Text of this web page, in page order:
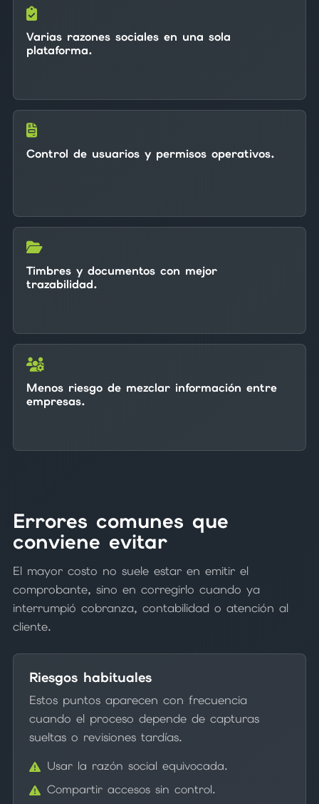
Varias razones sociales en una sola
plataforma.
Control de usuarios y permisos operativos.
Timbres y documentos con mejor
trazabilidad.
Menos riesgo de mezclar información entre
empresas.
Errores comunes que
conviene evitar
El mayor costo no suele estar en emitir el
comprobante, sino en corregirlo cuando ya
interrumpió cobranza, contabilidad o atención al
cliente.
Riesgos habituales
Estos puntos aparecen con frecuencia
cuando el proceso depende de capturas
sueltas o revisiones tardías.
Usar la razón social equivocada.
Compartir accesos sin control.